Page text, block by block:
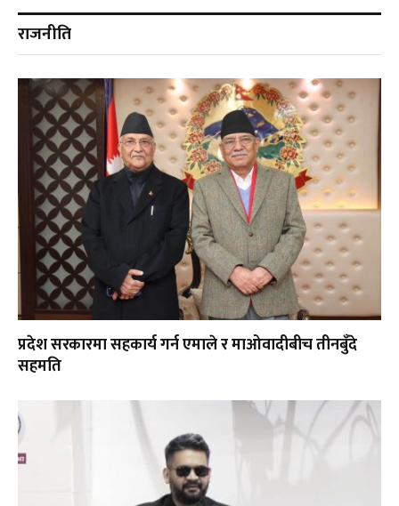
राजनीति
प्रदेश सरकारमा सहकार्य गर्न एमाले र माओवादीबीच तीनबुँदे
सहमति